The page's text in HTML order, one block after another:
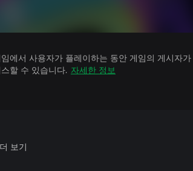
에서 사용자가 플레이하는 동안 게임의 게시자
할 수 있습니다. 자세한 정보
더 보기